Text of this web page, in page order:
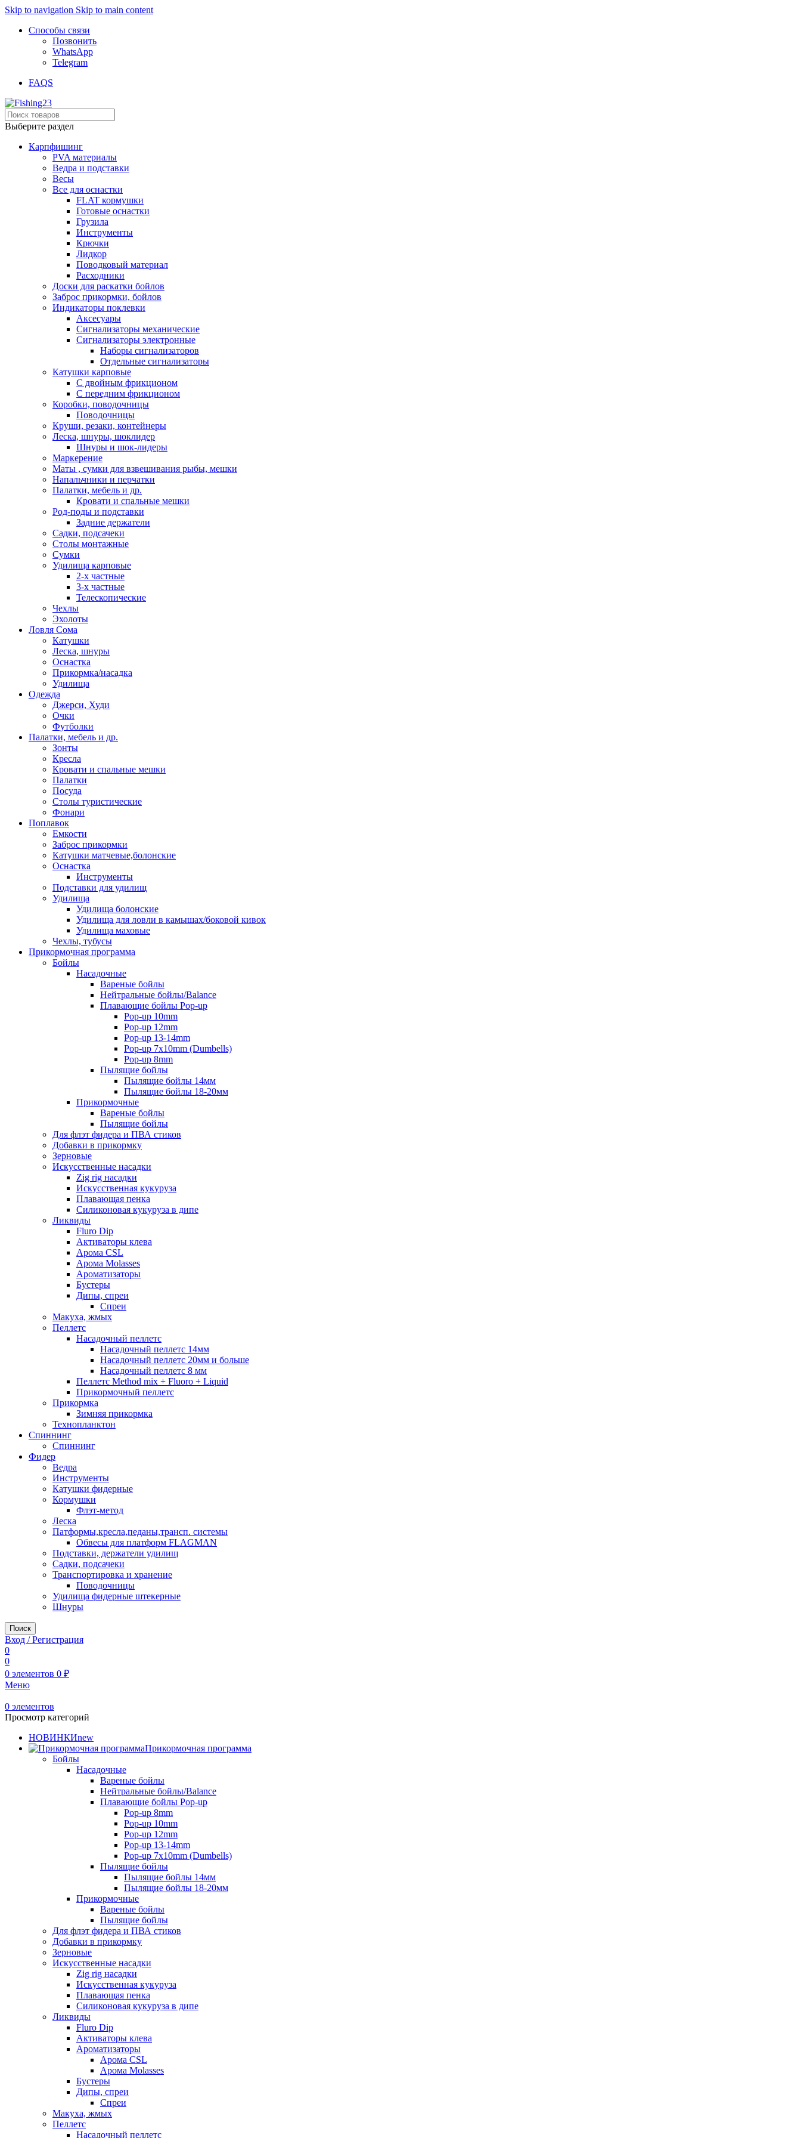
Skip to navigation Skip to main content
Способы связи
Позвонить
WhatsApp
Telegram
FAQS
Выберите раздел
Карпфишинг
PVA материалы
Ведра и подставки
Весы
Все для оснастки
FLAT кормушки
Готовые оснастки
Грузила
Инструменты
Крючки
Лидкор
Поводковый материал
Расходники
Доски для раскатки бойлов
Заброс прикормки, бойлов
Индикаторы поклевки
Аксесуары
Сигнализаторы механические
Сигнализаторы электронные
Наборы сигнализаторов
Отдельные сигнализаторы
Катушки карповые
С двойным фрикционом
С передним фрикционом
Коробки, поводочницы
Поводочницы
Круши, резаки, контейнеры
Леска, шнуры, шоклидер
Шнуры и шок-лидеры
Маркерение
Маты , сумки для взвешивания рыбы, мешки
Напальчники и перчатки
Палатки, мебель и др.
Кровати и спальные мешки
Род-поды и подставки
Задние держатели
Садки, подсачеки
Столы монтажные
Сумки
Удилища карповые
2-х частные
3-х частные
Телескопические
Чехлы
Эхолоты
Ловля Сома
Катушки
Леска, шнуры
Оснастка
Прикормка/насадка
Удилища
Одежда
Джерси, Худи
Очки
Футболки
Палатки, мебель и др.
Зонты
Кресла
Кровати и спальные мешки
Палатки
Посуда
Столы туристические
Фонари
Поплавок
Емкости
Заброс прикормки
Катушки матчевые,болонские
Оснастка
Инструменты
Подставки для удилищ
Удилища
Удилища болонские
Удилища для ловли в камышах/боковой кивок
Удилища маховые
Чехлы, тубусы
Прикормочная программа
Бойлы
Насадочные
Вареные бойлы
Нейтральные бойлы/Balance
Плавающие бойлы Pop-up
Pop-up 10mm
Pop-up 12mm
Pop-up 13-14mm
Pop-up 7x10mm (Dumbells)
Pop-up 8mm
Пылящие бойлы
Пылящие бойлы 14мм
Пылящие бойлы 18-20мм
Прикормочные
Вареные бойлы
Пылящие бойлы
Для флэт фидера и ПВА стиков
Добавки в прикормку
Зерновые
Искусственные насадки
Zig rig насадки
Искусственная кукуруза
Плавающая пенка
Силиконовая кукуруза в дипе
Ликвиды
Fluro Dip
Активаторы клева
Арома CSL
Арома Molasses
Ароматизаторы
Бустеры
Дипы, спреи
Спреи
Макуха, жмых
Пеллетс
Насадочный пеллетс
Насадочный пеллетс 14мм
Насадочный пеллетс 20мм и больше
Насадочный пеллетс 8 мм
Пеллетс Method mix + Fluoro + Liquid
Прикормочный пеллетс
Прикормка
Зимняя прикормка
Технопланктон
Спиннинг
Спиннинг
Фидер
Ведра
Инструменты
Катушки фидерные
Кормушки
Флэт-метод
Леска
Патформы,кресла,педаны,трансп. системы
Обвесы для платформ FLAGMAN
Подставки, держатели удилищ
Садки, подсачеки
Транспортировка и хранение
Поводочницы
Удилища фидерные штекерные
Шнуры
Поиск
Вход / Регистрация
0
0
0 элементов 0 ₽
Меню
0 элементов
Просмотр категорий
НОВИНКИnew
Прикормочная программа
Бойлы
Насадочные
Вареные бойлы
Нейтральные бойлы/Balance
Плавающие бойлы Pop-up
Pop-up 8mm
Pop-up 10mm
Pop-up 12mm
Pop-up 13-14mm
Pop-up 7x10mm (Dumbells)
Пылящие бойлы
Пылящие бойлы 14мм
Пылящие бойлы 18-20мм
Прикормочные
Вареные бойлы
Пылящие бойлы
Для флэт фидера и ПВА стиков
Добавки в прикормку
Зерновые
Искусственные насадки
Zig rig насадки
Искусственная кукуруза
Плавающая пенка
Силиконовая кукуруза в дипе
Ликвиды
Fluro Dip
Активаторы клева
Ароматизаторы
Арома CSL
Арома Molasses
Бустеры
Дипы, спреи
Спреи
Макуха, жмых
Пеллетс
Насадочный пеллетс